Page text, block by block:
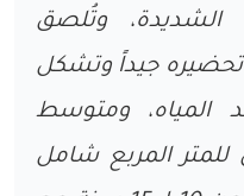
الشديدة، وتُلصق
تحضيره جيداً وتشكل
ومتوسط
من 35 لـ 50 ريال للمتر المربع شامل